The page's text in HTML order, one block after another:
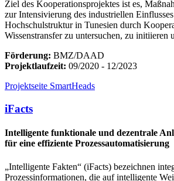
Ziel des Kooperationsprojektes ist es,
zur Intensivierung des industriellen
Hochschulstruktur in Tunesien durch
Wissenstransfer zu untersuchen, zu initiieren
Förderung: BMZ/DAAD
Projektlaufzeit: 09/2020 - 12/2023
Projektseite SmartHeads
iFacts
Intelligente funktionale und dezentrale
für eine effiziente Prozessautomatisierung
„Intelligente Fakten“ (iFacts) bezeichnen
Prozessinformationen, die auf intelligente